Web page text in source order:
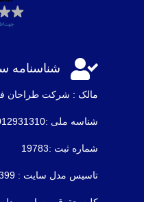
 شناسنامه
مالک : شرکت طراحان
شناسه ملی :14012931310
شماره ثبت :19783
تاسیس مدل سایت : 1399